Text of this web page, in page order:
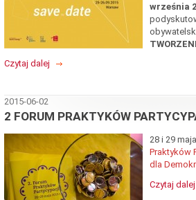
września
Czytaj dalej
2015-06-02
2 FORUM PRAKTYKÓW
28 i 29
Praktyków
dla
Czytaj dalej